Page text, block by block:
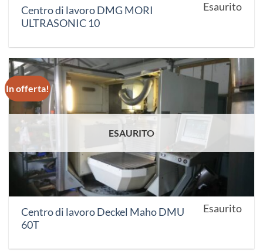
Centro di lavoro DMG MORI
ULTRASONIC 10
Esaurito
In offerta!
ESAURITO
Centro di lavoro Deckel Maho DMU
60T
Esaurito